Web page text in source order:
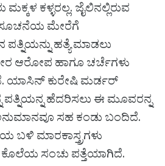
ಕಳ್ಳರಲ್ಲ. ಜೈಲಿನಲ್ಲಿರುವ
ಸೂಚನೆಯ ಮೇರೆಗೆ
ಪತ್ನಿಯನ್ನು ಹತ್ಯೆ ಮಾಡಲು
ಆರೋಪ ಹಾಗೂ ಚರ್ಚೆಗಳು
ಯಾಸಿನ್ ಕುರೇಷಿ ಮರ್ಡರ್
ಪತ್ನಿಯನ್ನ ಹೆದರಿಸಲು ಈ ಮೂವರನ್ನ
ಸಹ ಕಂಡು ಬಂದಿದೆ.
ಬಳಿ ಮಾರಕಾಸ್ತ್ರಗಳು
ಕೊಲೆಯ ಸಂಚು ಪತ್ತೆಯಾಗಿದೆ.